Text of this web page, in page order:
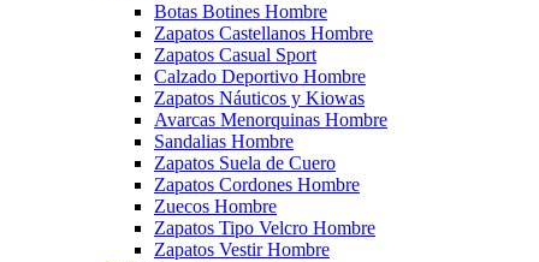
Botas Botines Hombre
Zapatos Castellanos Hombre
Zapatos Casual Sport
Calzado Deportivo Hombre
Zapatos Náuticos y Kiowas
Avarcas Menorquinas Hombre
Sandalias Hombre
Zapatos Suela de Cuero
Zapatos Cordones Hombre
Zuecos Hombre
Zapatos Tipo Velcro Hombre
Zapatos Vestir Hombre